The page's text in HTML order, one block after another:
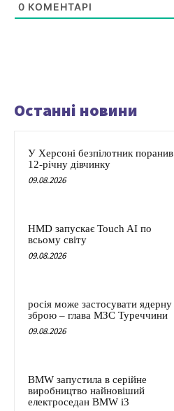
0 КОМЕНТАРІ
Останні новини
У Херсоні безпілотник поранив
12-річну дівчинку
09.08.2026
HMD запускає Touch AI по
всьому світу
09.08.2026
росія може застосувати ядерну
зброю – глава МЗС Туреччини
09.08.2026
BMW запустила в серійне
виробництво найновіший
електроседан BMW i3